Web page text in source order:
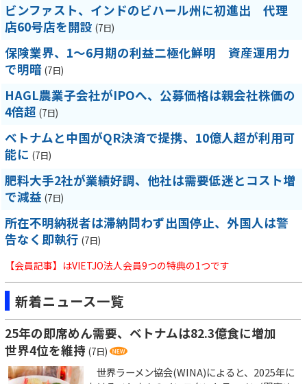
ビンファスト、インドのビハール州に初進出 代理
店60号店を開設 (7日)
保険業界、1～6月期の利益二極化鮮明 資産運用力
で明暗 (7日)
HAGL農業子会社がIPOへ、公募価格は親会社株価の
4倍超 (7日)
ベトナムと中国がQR決済で提携、10億人超が利用可
能に (7日)
肥料大手2社が業績好調、他社は需要低迷とコスト増
で減益 (7日)
所在不明納税者は滞納問わず出国停止、外国人は警
告なく即執行 (7日)
【会員記事】はVIETJO法人会員9つの特典の1つです
新着ニュース一覧
25年の即席めん需要、ベトナムは82.3億食に増加
世界4位を維持 (7日)
世界ラーメン協会(WINA)によると、2025年に